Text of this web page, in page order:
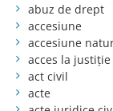
abuz de drept
accesiune
accesiune
acces la justiție
act civil
acte